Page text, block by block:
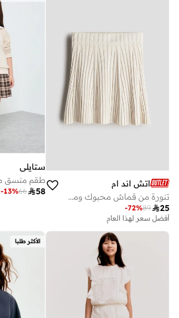
اتش اند ام
تنورة من قماش محبوك ومرن بقصّة A
25
89
-72%
أفضل سعر لهذا العام
ستايلي
58
66
-13%
الأكثر طلبا